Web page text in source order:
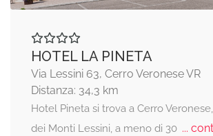
HOTEL LA PINETA
Via Lessini 63, Cerro Veronese VR
Distanza: 34,3 km
Hotel Pineta si trova a Cerro
dei Monti Lessini, a meno di 30...